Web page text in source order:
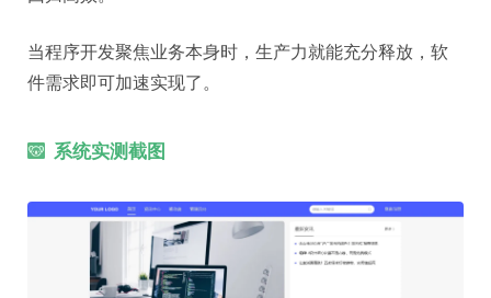
当程序开发聚焦业务本身时，生产力就能充分释放，软
件需求即可加速实现了。
系统实测截图